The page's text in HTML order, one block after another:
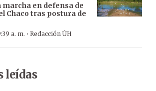
en defensa de
Chaco tras postura de
a. m. · Redacción ÚH
leídas